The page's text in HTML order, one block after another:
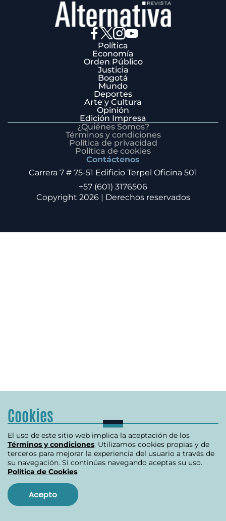
Política
Economía
Orden Público
Justicia
Bogotá
Mundo
Deportes
Arte y Cultura
Opinión
Edición Impresa
¿Quiénes Somos?
Términos y condiciones
Política de privacidad
Política de cookies
Contáctenos
Carrera 7 # 75-51 Edificio Terpel Oficina 501
+57 (601) 3176506
Copyright 2026 | Derechos reservados
Cookies
El uso de este sitio web implica la aceptación de los
Términos y condiciones. Utilizamos cookies propias y de
terceros para mejorar la experiencia del usuario a través de
su navegación. Si continúas navegando aceptas su uso.
Política de Cookies.
Acepto